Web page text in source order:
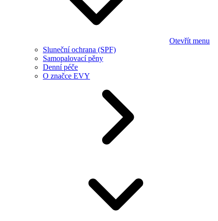
Otevřít menu
Sluneční ochrana (SPF)
Samopalovací pěny
Denní péče
O značce EVY